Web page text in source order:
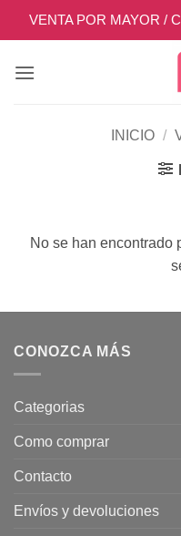
VENTA POR MAYOR /
INICIO /
No se han encontrado
CONOZCA MÁS
Categorias
Como comprar
Contacto
Envíos y devoluciones